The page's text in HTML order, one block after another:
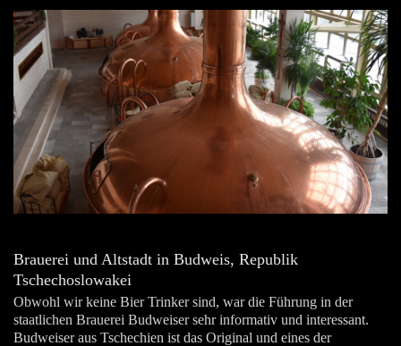
Brauerei und Altstadt in Budweis, Republik
Tschechoslowakei
Obwohl wir keine Bier Trinker sind, war die Führung in der
staatlichen Brauerei Budweiser sehr informativ und interessant.
Budweiser aus Tschechien ist das Original und eines der